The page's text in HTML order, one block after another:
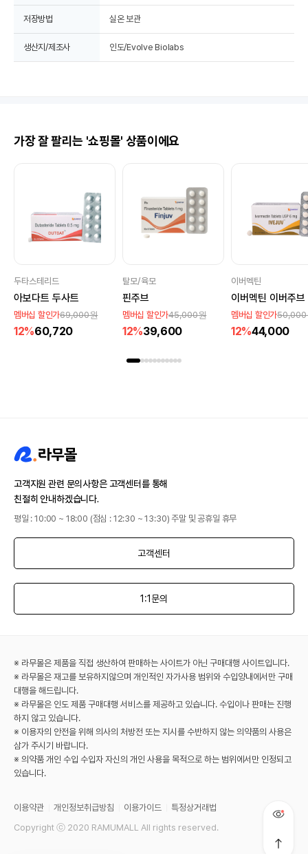
저장방법 실온 보관
생산지/제조사 인도/Evolve Biolabs
가장 잘 팔리는 '쇼핑몰' 상품이에요
두타스테리드
아보다트 두사트
멤버십 할인가69,000원
12%60,720
탈모/육모
핀주브
멤버십 할인가45,000원
12%39,600
이버멕틴
이버멕틴 이버주브
멤버십 할인가50,000
12%44,000
고객지원 관련 문의사항은 고객센터를 통해
친절히 안내하겠습니다.
평일 : 10:00 ~ 18:00 (점심 : 12:30 ~ 13:30) 주말 및 공휴일 휴무
고객센터
1:1문의
※ 라무몰은 제품을 직접 생산하여 판매하는 사이트가 아닌 구매대행 사이트입니다.
※ 라무몰은 재고를 보유하지않으며 개인적인 자가사용 범위와 수입양내에서만 구매
대행을 해드립니다.
※ 라무몰은 인도 제품 구매대행 서비스를 제공하고 있습니다. 수입이나 판매는 진행
하지 않고 있습니다.
※ 이용자의 안전을 위해 의사의 처방전 또는 지시를 수반하지 않는 의약품의 사용은
삼가 주시기 바랍니다.
※ 의약품 개인 수입 수입자 자신의 개인 사용을 목적으로 하는 범위에서만 인정되고
있습니다.
이용약관 개인정보취급방침 이용가이드
특정상거래법
Copyright ⓒ 2020 RAMUMALL All rights reserved.